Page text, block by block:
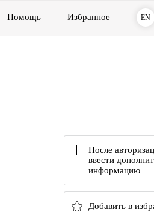
Помощь Избранное EN
После
ввести
информацию
Добавить в